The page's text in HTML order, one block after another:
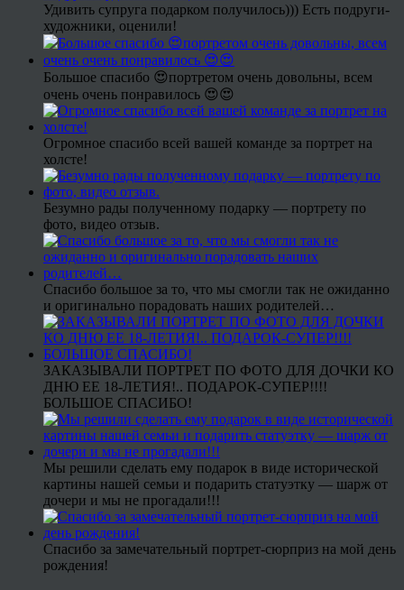
Удивить супруга подарком получилось))) Есть подруги-
художники, оценили!
Большое спасибо 😍портретом очень довольны, всем
очень очень понравилось 😍😍
Огромное спасибо всей вашей команде за портрет на
холсте!
Безумно рады полученному подарку — портрету по
фото, видео отзыв.
Спасибо большое за то, что мы смогли так не ожиданно
и оригинально порадовать наших родителей…
ЗАКАЗЫВАЛИ ПОРТРЕТ ПО ФОТО ДЛЯ ДОЧКИ КО
ДНЮ ЕЕ 18-ЛЕТИЯ!.. ПОДАРОК-СУПЕР!!!!
БОЛЬШОЕ СПАСИБО!
Мы решили сделать ему подарок в виде исторической
картины нашей семьи и подарить статуэтку — шарж от
дочери и мы не прогадали!!!
Спасибо за замечательный портрет-сюрприз на мой день
рождения!